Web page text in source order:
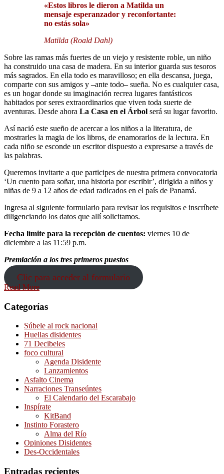
«Estos libros le dieron a Matilda un
mensaje esperanzador y reconfortante:
no estás sola»
Matilda (Roald Dahl)
Sobre las ramas más fuertes de un viejo y resistente roble, un niño
ha construido una casa de madera. En su interior guarda sus tesoros
más sagrados. En ella todo es maravilloso; en ella descansa, juega,
comparte con sus amigos y –ante todo– sueña. No es cualquier casa,
es un hogar donde su imaginación recrea lugares fantásticos
habitados por seres extraordinarios que viven toda suerte de
aventuras. Desde ahora La Casa en el Árbol será su lugar favorito.
Así nació este sueño de acercar a los niños a la literatura, de
mostrarles la magia de los libros, de enamorarlos de la lectura. En
cada niño se esconde un escritor dispuesto a expresarse a través de
las palabras.
Queremos invitarte a que participes de nuestra primera convocatoria
‘Un cuento para soñar, una historia por escribir’, dirigida a niños y
niñas de 9 a 12 años de edad radicados en el país de Panamá.
Ingresa al siguiente formulario para revisar los requisitos e inscríbete
diligenciando los datos que allí solicitamos.
Fecha límite para la recepción de cuentos: viernes 10 de
diciembre a las 11:59 p.m.
Premiación a los tres primeros puestos
Clic para acceder al formulario
Read More
Categorías
Súbele al rock nacional
Huellas disidentes
71 Decibeles
foco cultural
Agenda Disidente
Lanzamientos
Asfalto Cinema
Narraciones Transeúntes
El Calendario del Escarabajo
Inspírate
KitBand
Instinto Forastero
Alma del Río
Opiniones Disidentes
Des-Occidentales
Entradas recientes